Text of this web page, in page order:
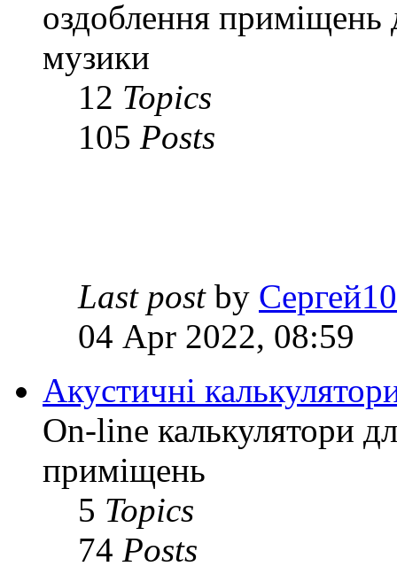
оздоблення приміщень
музики
12 Topics
105 Posts
Last postby
04 Apr 2022, 08:59
Акустичні
On-line калькулятори
приміщень
5 Topics
74 Posts